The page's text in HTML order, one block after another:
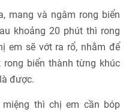
mang và ngâm rong biển
khoảng 20 phút thì rong
em sẽ vớt ra rổ, nhằm để
rong biển thành từng khúc
được.
thì chị em cần bóp